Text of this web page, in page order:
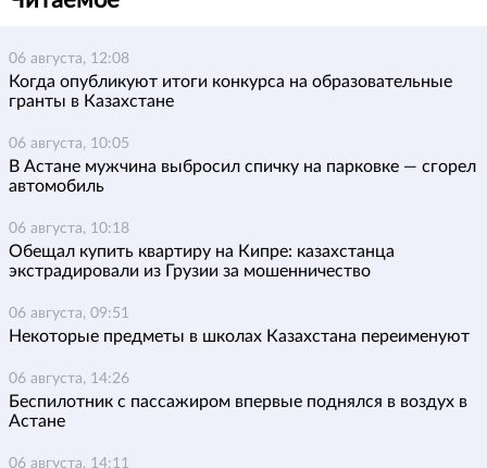
06 августа, 12:08
Когда опубликуют итоги конкурса на образовательные
гранты в Казахстане
06 августа, 10:05
В Астане мужчина выбросил спичку на парковке — сгорел
автомобиль
06 августа, 10:18
Обещал купить квартиру на Кипре: казахстанца
экстрадировали из Грузии за мошенничество
06 августа, 09:51
Некоторые предметы в школах Казахстана переименуют
06 августа, 14:26
Беспилотник с пассажиром впервые поднялся в воздух в
Астане
06 августа, 14:11